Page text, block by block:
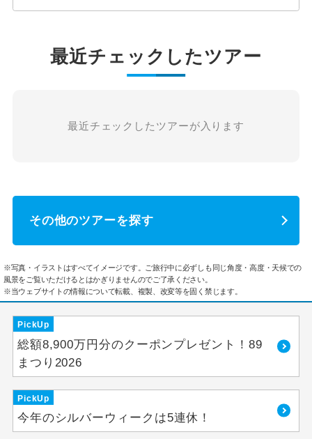
最近チェックしたツアー
最近チェックしたツアーが入ります
その他のツアーを探す
※写真・イラストはすべてイメージです。ご旅行中に必ずしも同じ角度・高度・天候での
風景をご覧いただけるとはかぎりませんのでご了承ください。
※当ウェブサイトの情報について転載、複製、改変等を固く禁じます。
PickUp
総額8,900万円分のクーポンプレゼント！89
まつり2026
PickUp
今年のシルバーウィークは5連休！